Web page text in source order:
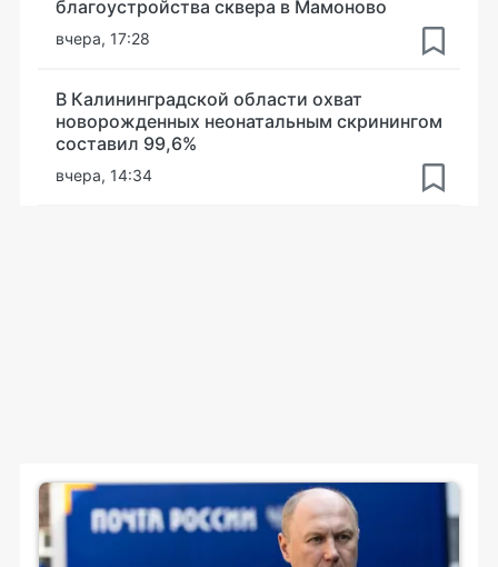
благоустройства сквера в Мамоново
вчера, 17:28
В Калининградской области охват
новорожденных неонатальным скринингом
составил 99,6%
вчера, 14:34